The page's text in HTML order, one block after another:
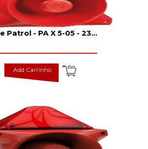
Patrol - PA X 5-05 - 23...
Add Carrinho